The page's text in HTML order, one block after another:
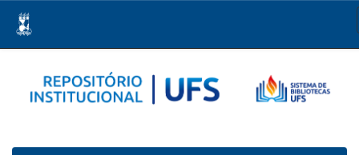
navigation